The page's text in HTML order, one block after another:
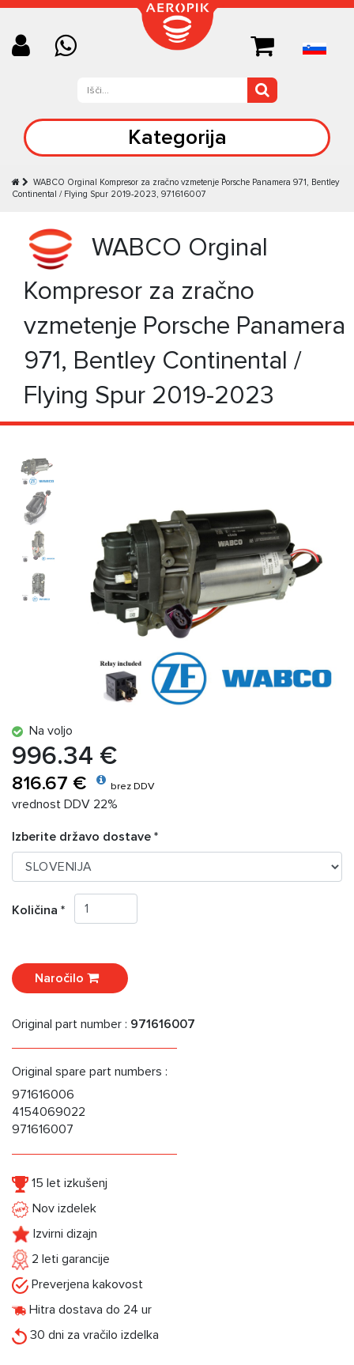
Kategorija
WABCO Orginal Kompresor za zračno vzmetenje Porsche Panamera 971, Bentley
Continental / Flying Spur 2019-2023, 971616007
WABCO Orginal
Kompresor za zračno
vzmetenje Porsche Panamera
971, Bentley Continental /
Flying Spur 2019-2023
Na voljo
996.34 €
816.67 € brez DDV
vrednost DDV 22%
Izberite državo dostave *
Količina *
Naročilo
Original part number : 971616007
Original spare part numbers :
971616006
4154069022
971616007
15 let izkušenj
Nov izdelek
Izvirni dizajn
2 leti garancije
Preverjena kakovost
Hitra dostava do 24 ur
30 dni za vračilo izdelka